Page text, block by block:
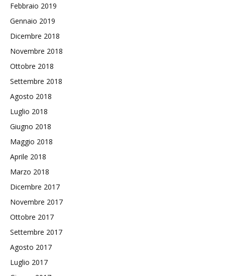
Febbraio 2019
Gennaio 2019
Dicembre 2018
Novembre 2018
Ottobre 2018
Settembre 2018
Agosto 2018
Luglio 2018
Giugno 2018
Maggio 2018
Aprile 2018
Marzo 2018
Dicembre 2017
Novembre 2017
Ottobre 2017
Settembre 2017
Agosto 2017
Luglio 2017